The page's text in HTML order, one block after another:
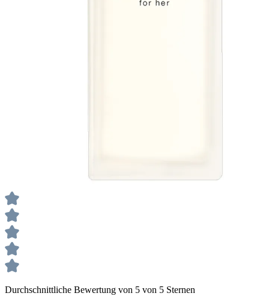
Durchschnittliche Bewertung von 5 von 5 Sternen